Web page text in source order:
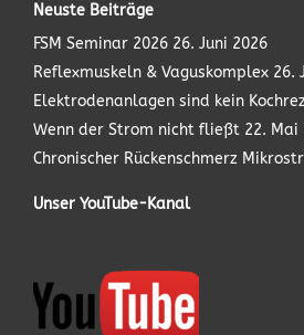
Neuste Beiträge
FSM Seminar 2026 26. Juni 2026
Reflexmuskeln & Vaguskomplex 26.
Elektrodenanlagen sind kein
Wenn der Strom nicht fließt 22. Mai
Chronischer Rückenschmerz
Unser YouTube-Kanal